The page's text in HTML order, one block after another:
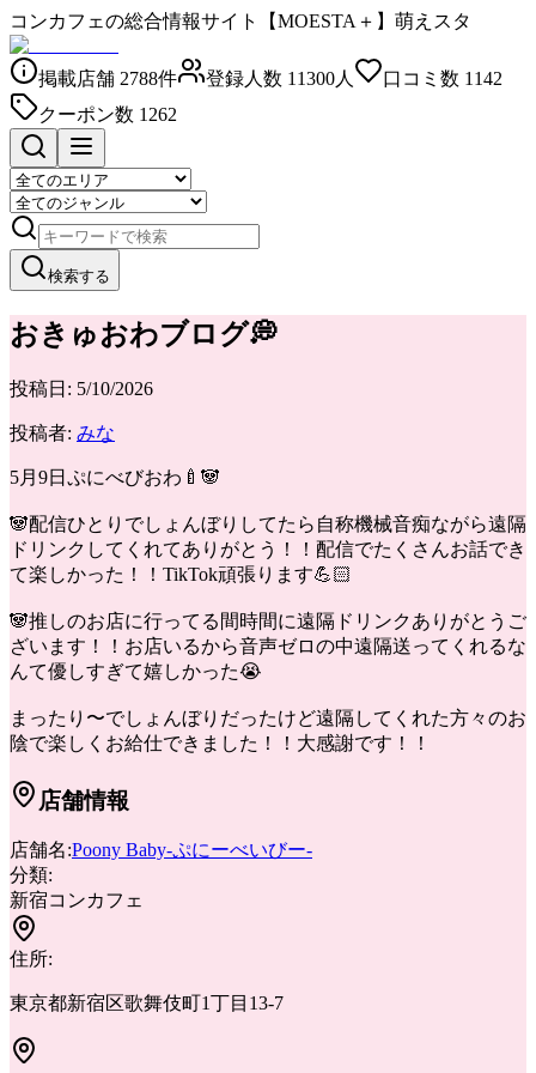
コンカフェの総合情報サイト【MOESTA＋】萌えスタ
掲載店舗 2788件 登録人数 11300人 口コミ数 1142
クーポン数 1262
検索する
おきゅおわブログ💭
投稿日: 5/10/2026
投稿者: みな
5月9日ぷにべびおわ🍼🐼
🐼配信ひとりでしょんぼりしてたら自称機械音痴ながら遠隔
ドリンクしてくれてありがとう！！配信でたくさんお話でき
て楽しかった！！TikTok頑張ります💪🏻
🐼推しのお店に行ってる間時間に遠隔ドリンクありがとうご
ざいます！！お店いるから音声ゼロの中遠隔送ってくれるな
んて優しすぎて嬉しかった😭
まったり〜でしょんぼりだったけど遠隔してくれた方々のお
陰で楽しくお給仕できました！！大感謝です！！
店舗情報
店舗名:Poony Baby-ぷにーべいびー-
分類:
新宿コンカフェ
住所:
東京都新宿区歌舞伎町1丁目13-7